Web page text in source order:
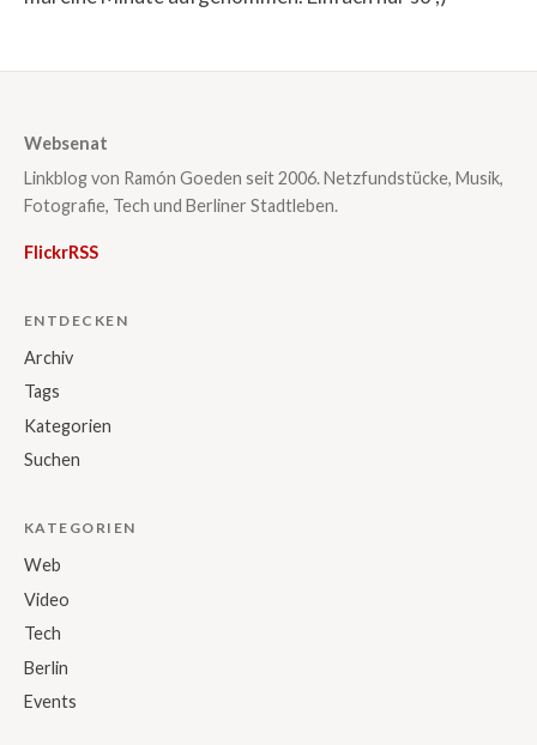
Websenat
Linkblog von Ramón Goeden seit 2006. Netzfundstücke, Musik,
Fotografie, Tech und Berliner Stadtleben.
FlickrRSS
ENTDECKEN
Archiv
Tags
Kategorien
Suchen
KATEGORIEN
Web
Video
Tech
Berlin
Events